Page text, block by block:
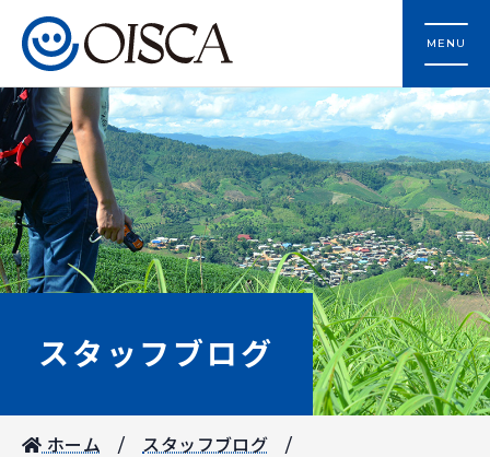
MENU
スタッフブログ
ホーム スタッフブログ